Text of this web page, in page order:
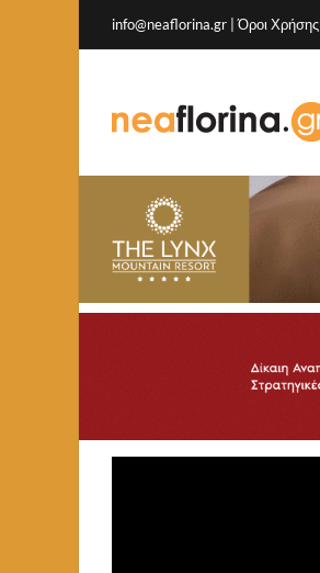
info@neaflorina.gr |Όροι Χρήσης